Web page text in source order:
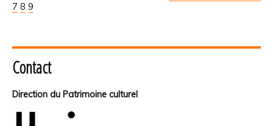
7 8 9
Contact
Direction du Patrimoine culturel